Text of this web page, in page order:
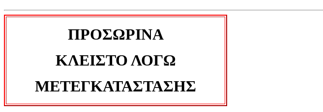
ΠΡΟΣΩΡΙΝΑ
ΚΛΕΙΣΤΟ ΛΟΓΩ
ΜΕΤΕΓΚΑΤΑΣΤΑΣΗΣ